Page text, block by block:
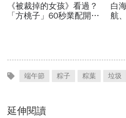
《被裁掉的女孩》看過？
「方桃子」60秒業配開價
白
航
航
端午節 粽子 粽葉 垃圾
延伸閱讀